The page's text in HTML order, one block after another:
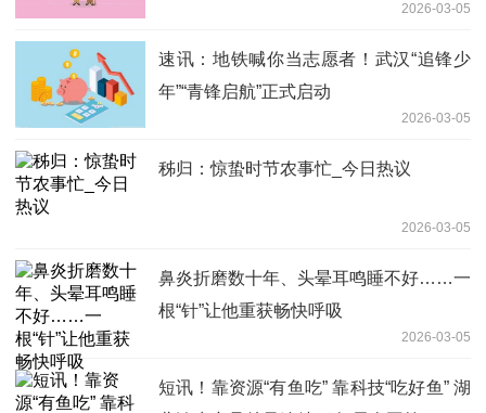
2026-03-05
速讯：地铁喊你当志愿者！武汉“追锋少
年”“青锋启航”正式启动
2026-03-05
秭归：惊蛰时节农事忙_今日热议
2026-03-05
鼻炎折磨数十年、头晕耳鸣睡不好……一
根“针”让他重获畅快呼吸
2026-03-05
短讯！靠资源“有鱼吃” 靠科技“吃好鱼” 湖